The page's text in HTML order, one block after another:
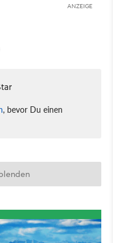
ANZEIGE
, bevor Du einen